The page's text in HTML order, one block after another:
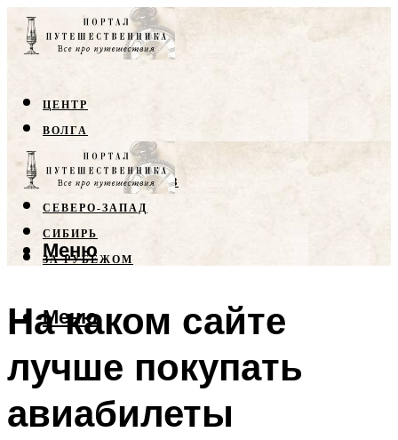
ЦЕНТР
ВОЛГА
КРЫМ
СЕВЕРНЫЙ КАВКАЗ
СЕВЕРО-ЗАПАД
СИБИРЬ
ЗА РУБЕЖОМ
Меню
Меню
На каком сайте
лучше покупать
авиабилеты